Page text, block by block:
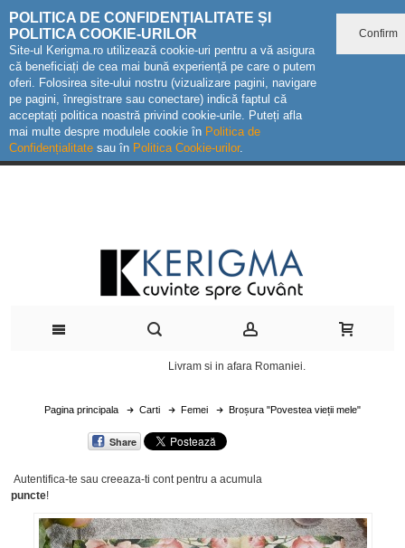
POLITICA DE CONFIDENȚIALITATE ȘI
POLITICA COOKIE-URILOR
Site-ul Kerigma.ro utilizează cookie-uri pentru a vă asigura
că beneficiați de cea mai bună experiență pe care o putem
oferi. Folosirea site-ului nostru (vizualizare pagini, navigare
pe pagini, înregistrare sau conectare) indică faptul că
acceptați politica noastră privind cookie-urile. Puteți afla
mai multe despre modulele cookie în Politica de
Confidențialitate sau în Politica Cookie-urilor.
Confirm
Livram si in afara Romaniei.
Pagina principala Carti Femei Broșura "Povestea vieții mele"
Share
Autentifica-te sau creeaza-ti contpentru a acumula
puncte!